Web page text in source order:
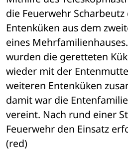
die Feuerwehr
Entenküken aus dem
eines
wurden die geretteten
wieder mit der
weiteren Entenküken
damit war die
vereint. Nach rund einer
Feuerwehr den Einsatz
(red)